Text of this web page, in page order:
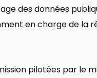
des données
en charge de la
pilotées par le